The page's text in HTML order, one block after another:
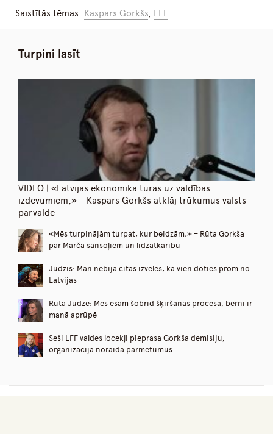
Saistītās tēmas: Kaspars Gorkšs, LFF
Turpini lasīt
VIDEO | «Latvijas ekonomika turas uz valdības
izdevumiem,» – Kaspars Gorkšs atklāj trūkumus valsts
pārvaldē
«Mēs turpinājām turpat, kur beidzām,» – Rūta Gorkša
par Mārča sānsoļiem un līdzatkarību
Judzis: Man nebija citas izvēles, kā vien doties prom no
Latvijas
Rūta Judze: Mēs esam šobrīd šķiršanās procesā, bērni ir
manā aprūpē
Seši LFF valdes locekļi pieprasa Gorkša demisiju;
organizācija noraida pārmetumus